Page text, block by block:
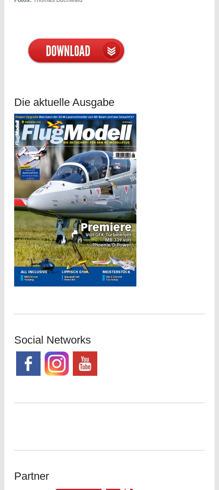
Die aktuelle Ausgabe
Social Networks
Partner